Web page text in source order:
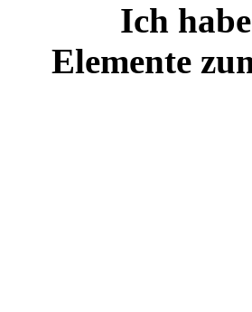
Ich
Elemente